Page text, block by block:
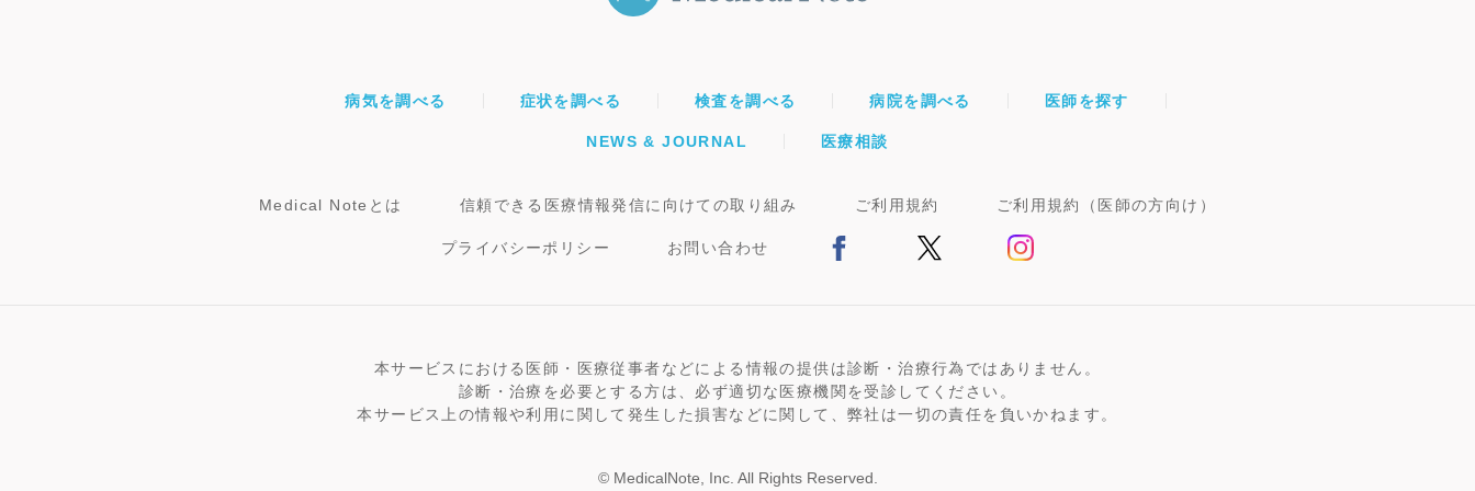
病気を調べる 症状を調べる 検査を調べる 病院を調べる 医師を探す
NEWS & JOURNAL 医療相談
Medical Noteとは 信頼できる医療情報発信に向けての取り組み ご利用規約 ご利用規約（医師の方向け）
プライバシーポリシー お問い合わせ
本サービスにおける医師・医療従事者などによる情報の提供は診断・治療行為ではありません。
診断・治療を必要とする方は、必ず適切な医療機関を受診してください。
本サービス上の情報や利用に関して発生した損害などに関して、弊社は一切の責任を負いかねます。
© MedicalNote, Inc. All Rights Reserved.